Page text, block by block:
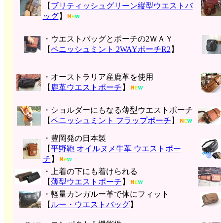
【 ブリティッシュグリーン縦型ウエストバ
ッグ】
・ウエストバッグとポーチの2ＷＡＹ
【ペニッシュミント 2WAYポーチR2 】
・オーストラリア産鹿革を使用
【 鹿革ウエストポーチ 】
・ショルダーにもなる薄型ウエストポーチ
【ペニッシュミント フラップポーチ 】
・豊岡発の日本製
【平野鞄 オイルヌメ牛革 ウエストポー
チ 】
・上着の下にも着けられる
【薄型ウエストポーチ 】
・軽量カンガルー革で体にフィット
【 ルー・ウエストバッグ】